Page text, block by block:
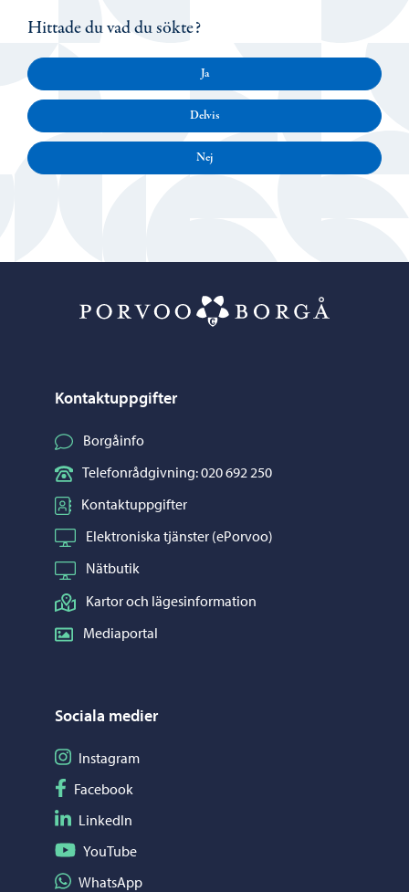
Hittade du vad du sökte?
Ja
Delvis
Nej
Kontaktuppgifter
Borgåinfo
Telefonrådgivning: 020 692 250
Kontaktuppgifter
Elektroniska tjänster (ePorvoo)
Nätbutik
Kartor och lägesinformation
Mediaportal
Sociala medier
Följ på Instagram
Instagram
Följ på Facebook
Facebook
Följ på LinkedIn
LinkedIn
Följ på YouTube
YouTube
Dela på WhatsApp
WhatsApp